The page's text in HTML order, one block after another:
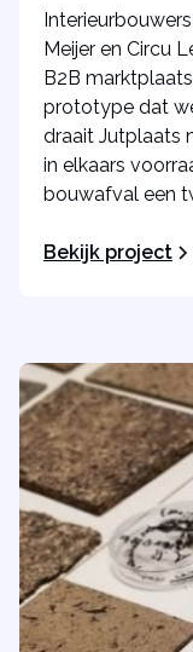
Meijer en Circu
B2B
prototype dat
draait Jutplaats
in elkaars
bouwafval een
Bekijk project